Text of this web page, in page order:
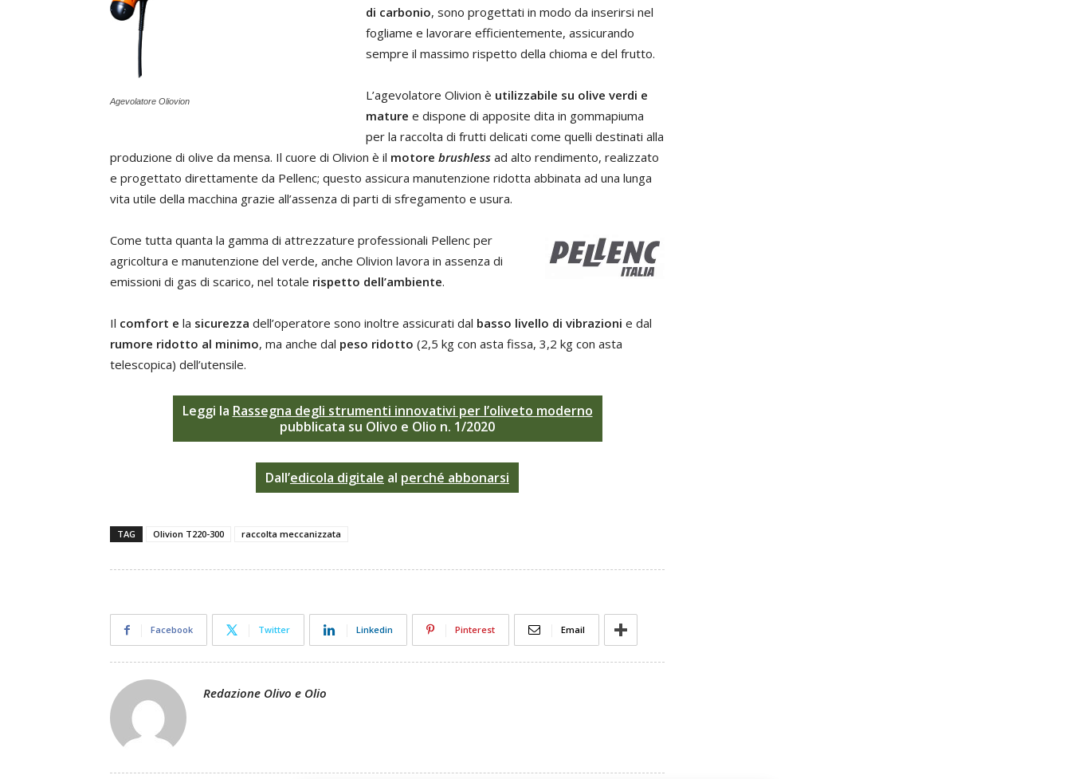
Agevolatore Oliovion
di carbonio, sono progettati in modo da inserirsi nel
fogliame e lavorare efficientemente, assicurando
sempre il massimo rispetto della chioma e del frutto.
L’agevolatore Olivion è utilizzabile su olive verdi e
mature e dispone di apposite dita in gommapiuma
per la raccolta di frutti delicati come quelli destinati alla
produzione di olive da mensa. Il cuore di Olivion è il motore brushless ad alto rendimento, realizzato
e progettato direttamente da Pellenc; questo assicura manutenzione ridotta abbinata ad una lunga
vita utile della macchina grazie all’assenza di parti di sfregamento e usura.
Come tutta quanta la gamma di attrezzature professionali Pellenc per
agricoltura e manutenzione del verde, anche Olivion lavora in assenza di
emissioni di gas di scarico, nel totale rispetto dell’ambiente.
Il comfort e la sicurezza dell’operatore sono inoltre assicurati dal basso livello di vibrazioni e dal
rumore ridotto al minimo, ma anche dal peso ridotto (2,5 kg con asta fissa, 3,2 kg con asta
telescopica) dell’utensile.
Leggi la Rassegna degli strumenti innovativi per l’oliveto moderno
pubblicata su Olivo e Olio n. 1/2020
Dall’edicola digitale al perché abbonarsi
TAG Olivion T220-300 raccolta meccanizzata
Facebook Twitter Linkedin Pinterest Email
Redazione Olivo e Olio